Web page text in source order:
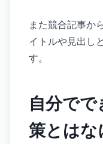
また競合記事か
イトルや見出し
す。
自分でで
策とはな